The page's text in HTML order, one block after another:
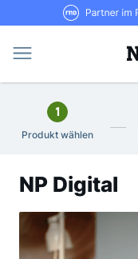
1
Produkt wählen
NP Digital